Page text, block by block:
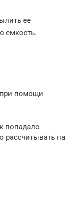
ее
емкость.
при помощи
попадало
рассчитывать на